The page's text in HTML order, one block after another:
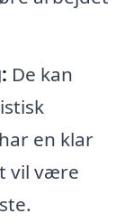
De kan
en klar
vil være